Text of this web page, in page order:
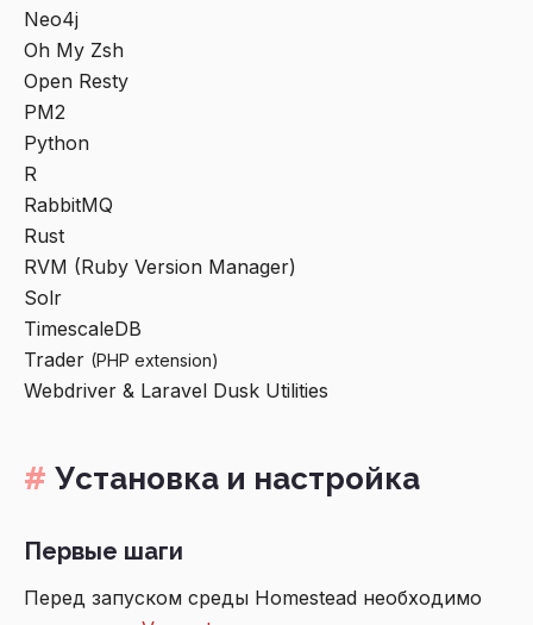
Neo4j
Oh My Zsh
Open Resty
PM2
Python
R
RabbitMQ
Rust
RVM (Ruby Version Manager)
Solr
TimescaleDB
Trader (PHP extension)
Webdriver & Laravel Dusk Utilities
Установка и настройка
Первые шаги
Перед запуском среды Homestead необходимо